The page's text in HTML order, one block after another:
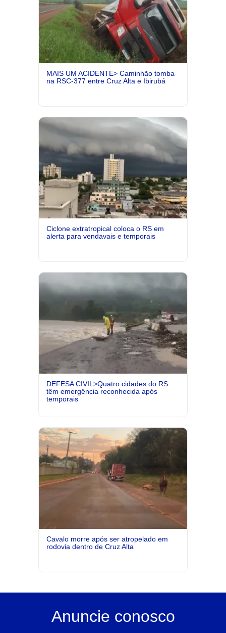
MAIS UM ACIDENTE> Caminhão tomba
na RSC-377 entre Cruz Alta e Ibirubá
Ciclone extratropical coloca o RS em
alerta para vendavais e temporais
DEFESA CIVIL>Quatro cidades do RS
têm emergência reconhecida após
temporais
Cavalo morre após ser atropelado em
rodovia dentro de Cruz Alta
Anuncie conosco